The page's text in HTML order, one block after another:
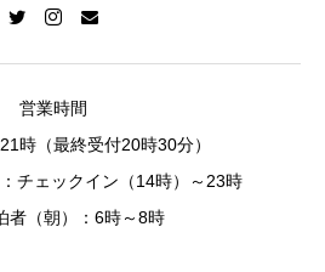
営業時間
時（最終受付20時30分）
チェックイン（14時）～23時
（朝）：6時～8時